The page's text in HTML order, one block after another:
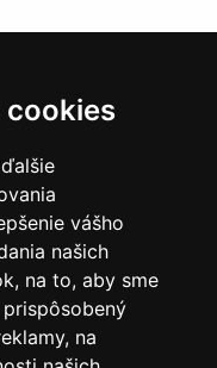
cookies
vášho
našich
na to, aby sme
na
- 11:30 hod.